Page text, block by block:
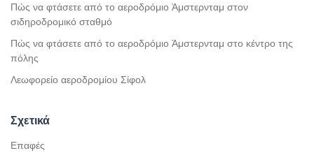
Πώς να φτάσετε από το αεροδρόμιο Άμστερνταμ στον
σιδηροδρομικό σταθμό
Πώς να φτάσετε από το αεροδρόμιο Άμστερνταμ στο κέντρο της
πόλης
Λεωφορείο αεροδρομίου Σίφολ
Σχετικά
Επαφές